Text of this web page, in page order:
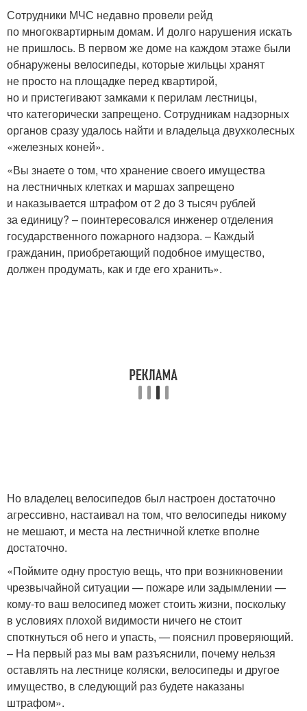
Сотрудники МЧС недавно провели рейд
по многоквартирным домам. И долго нарушения искать
не пришлось. В первом же доме на каждом этаже были
обнаружены велосипеды, которые жильцы хранят
не просто на площадке перед квартирой,
но и пристегивают замками к перилам лестницы,
что категорически запрещено. Сотрудникам надзорных
органов сразу удалось найти и владельца двухколесных
«железных коней».
«Вы знаете о том, что хранение своего имущества
на лестничных клетках и маршах запрещено
и наказывается штрафом от 2 до 3 тысяч рублей
за единицу? – поинтересовался инженер отделения
государственного пожарного надзора. – Каждый
гражданин, приобретающий подобное имущество,
должен продумать, как и где его хранить».
Но владелец велосипедов был настроен достаточно
агрессивно, настаивал на том, что велосипеды никому
не мешают, и места на лестничной клетке вполне
достаточно.
«Поймите одну простую вещь, что при возникновении
чрезвычайной ситуации — пожаре или задымлении —
кому-то ваш велосипед может стоить жизни, поскольку
в условиях плохой видимости ничего не стоит
споткнуться об него и упасть, — пояснил проверяющий.
– На первый раз мы вам разъяснили, почему нельзя
оставлять на лестнице коляски, велосипеды и другое
имущество, в следующий раз будете наказаны
штрафом».